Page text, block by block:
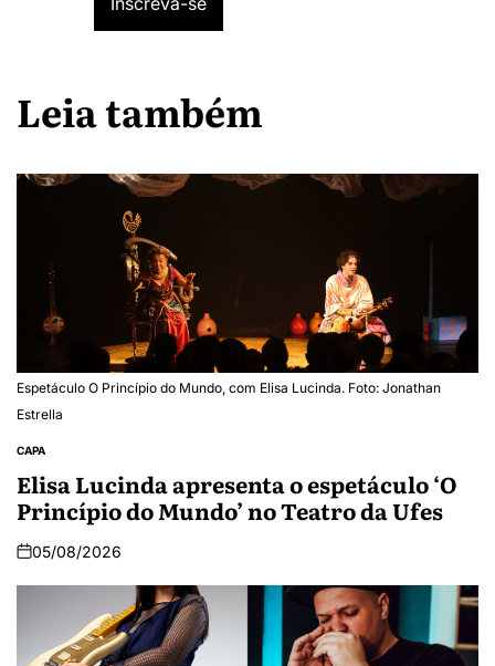
Leia também
Espetáculo O Princípio do Mundo, com Elisa Lucinda. Foto: Jonathan
Estrella
CAPA
Elisa Lucinda apresenta o espetáculo ‘O
Princípio do Mundo’ no Teatro da Ufes
05/08/2026